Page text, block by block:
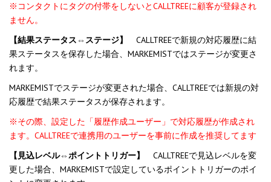
※コンタクトにタグの付帯をしないとCALLTREEに顧客が登録され
ません。
【結果ステータス⇔ステージ】
CALLTREEで新規の対応履歴に結
果ステータスを保存した場合、MARKEMISTではステージが変更さ
れます。
MARKEMISTでステージが変更された場合、CALLTREEでは新規の対
応履歴で結果ステータスが保存されます。
※その際、設定した「履歴作成ユーザー」で対応履歴が作成され
ます。CALLTREEで連携用のユーザーを事前に作成を推奨してます
【見込レベル⇔ポイントトリガー】
CALLTREEで見込レベルを変
更した場合、MARKEMISTで設定しているポイントトリガーのポイ